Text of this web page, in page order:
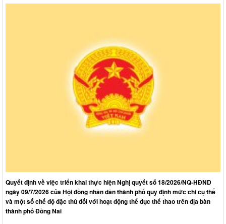
Quyết định về việc triển khai thực hiện Nghị quyết số 18/2026/NQ-HĐND
ngày 09/7/2026 của Hội đồng nhân dân thành phố quy định mức chi cụ thể
và một số chế độ đặc thù đối với hoạt động thể dục thể thao trên địa bàn
thành phố Đồng Nai